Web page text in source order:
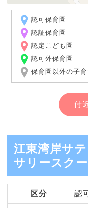
認可保育園
認証保育園
認定こども園
認可外保育園
保育園以外の子
付
江東湾岸サ
サリースク
区分 認